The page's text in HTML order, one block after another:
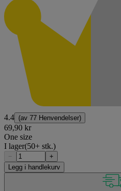
4.4 (av 77 Henvendelser)
69,90 kr
One size
I lager(50+ stk.)
−
+
Legg i handlekurv